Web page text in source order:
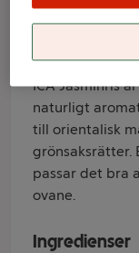
ICA
ICA Jasminris
naturligt
till orientalisk
grönsaksrätter.
passar det bra
ovane.
Ingredienser